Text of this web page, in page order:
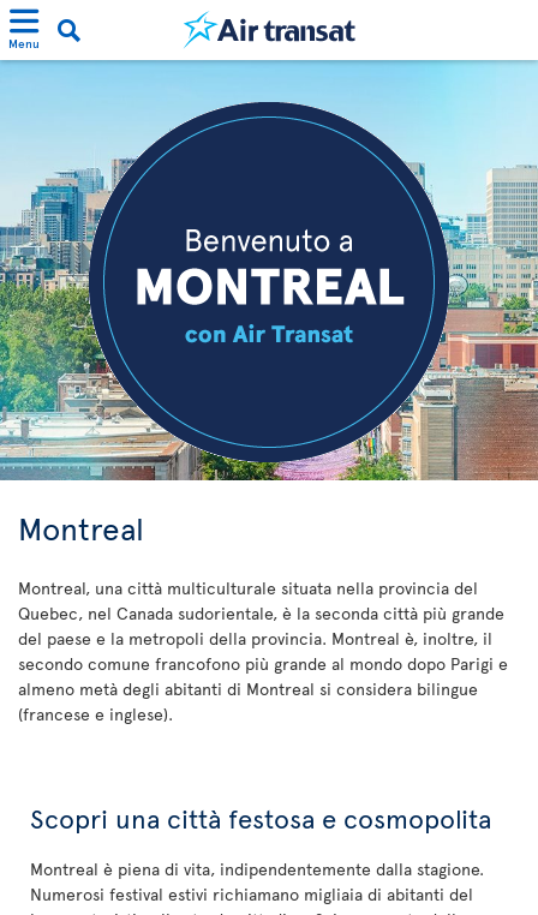
Menu
Montreal
Montreal, una città multiculturale situata nella provincia del
Quebec, nel Canada sudorientale, è la seconda città più grande
del paese e la metropoli della provincia. Montreal è, inoltre, il
secondo comune francofono più grande al mondo dopo Parigi e
almeno metà degli abitanti di Montreal si considera bilingue
(francese e inglese).
Scopri una città festosa e cosmopolita
Montreal è piena di vita, indipendentemente dalla stagione.
Numerosi festival estivi richiamano migliaia di abitanti del